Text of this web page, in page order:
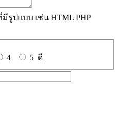
รูปแบบ เช่น HTML PHP
4 5 ดี